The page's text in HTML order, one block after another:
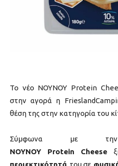
Το νέο ΝΟΥΝΟΥ Protein
στην αγορά η
θέση της στην κατηγορία του
Σύμφωνα με
ΝΟΥΝΟΥ Protein Cheese
περιεκτικότητά του σε